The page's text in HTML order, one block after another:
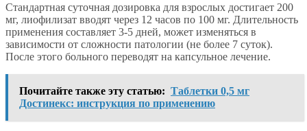
Стандартная суточная дозировка для взрослых достигает 200
мг, лиофилизат вводят через 12 часов по 100 мг. Длительность
применения составляет 3-5 дней, может изменяться в
зависимости от сложности патологии (не более 7 суток).
После этого больного переводят на капсульное лечение.
Почитайте также эту статью: Таблетки 0,5 мг
Достинекс: инструкция по применению